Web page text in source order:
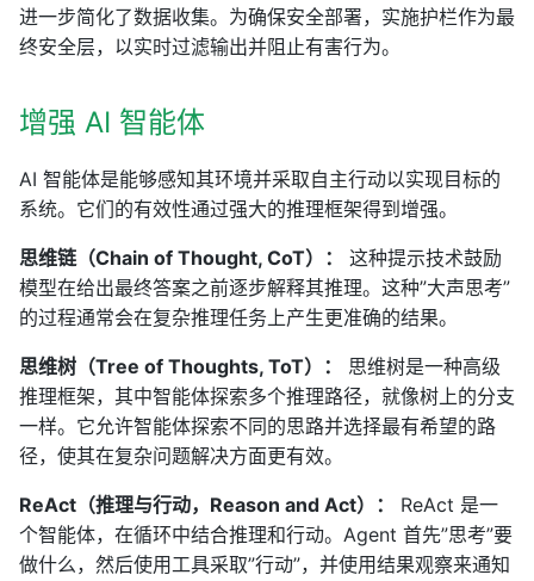
进一步简化了数据收集。为确保安全部署，实施护栏作为最
终安全层，以实时过滤输出并阻止有害行为。
增强 AI 智能体
AI 智能体是能够感知其环境并采取自主行动以实现目标的
系统。它们的有效性通过强大的推理框架得到增强。
思维链（Chain of Thought, CoT）：
这种提示技术鼓励
模型在给出最终答案之前逐步解释其推理。这种”大声思考”
的过程通常会在复杂推理任务上产生更准确的结果。
思维树（Tree of Thoughts, ToT）：
思维树是一种高级
推理框架，其中智能体探索多个推理路径，就像树上的分支
一样。它允许智能体探索不同的思路并选择最有希望的路
径，使其在复杂问题解决方面更有效。
ReAct（推理与行动，Reason and Act）：
ReAct 是一
个智能体，在循环中结合推理和行动。Agent 首先”思考”要
做什么，然后使用工具采取”行动”，并使用结果观察来通知